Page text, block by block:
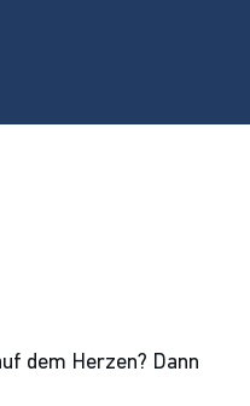
dem Herzen? Dann